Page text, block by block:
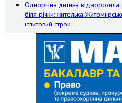
Однорічна дитина відморозила
біля річки: жителька
іспитовий строк